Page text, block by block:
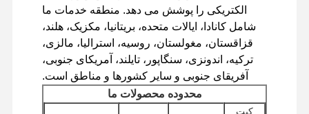
موتور یانمار
موتور کوبوتا
موتور ايسوزو
موتور کامینز
الکتریکی را پوشش می دهد. منطقه خدمات ما
شامل کانادا، ایالات متحده، بریتانیا، مکزیک، هلند،
قزاقستان، مغولستان، روسیه، استرالیا، مالزی،
ترکیه، اندونزی، سنگاپور، تایلند، آمریکای جنوبی،
آفریقای جنوبی و سایر کشورها و مناطق است.
محدوده محصولات ما
کیت